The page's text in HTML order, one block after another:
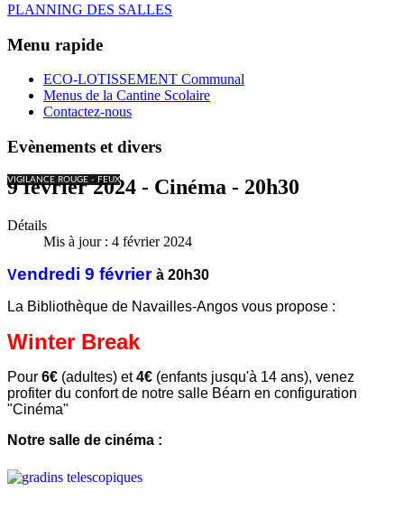
PLANNING DES SALLES
Menu rapide
ECO-LOTISSEMENT Communal
Menus de la Cantine Scolaire
Contactez-nous
Evènements et divers
VIGILANCE ROUGE - FEUX
9 février 2024 - Cinéma - 20h30
Détails
Mis à jour : 4 février 2024
Vendredi 9 février à 20h30
La Bibliothèque de Navailles-Angos vous propose :
Winter Break
Pour 6€ (adultes) et4€ (enfants jusqu'à 14 ans), venez
profiter du confort de notre salle Béarn en configuration
"Cinéma"
Notre salle de cinéma :